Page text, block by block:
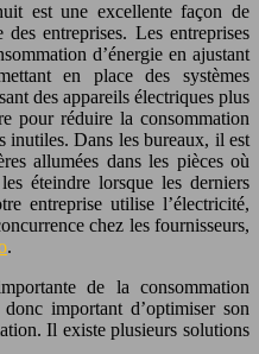
est une excellente façon de
entreprises. Les entreprises
d’énergie en ajustant
en place des systèmes
des appareils électriques plus
pour réduire la consommation
inutiles. Dans les bureaux, il est
allumées dans les pièces où
éteindre lorsque les derniers
entreprise utilise l’électricité,
chez les fournisseurs,
.
de la consommation
important d’optimiser son
Il existe plusieurs solutions